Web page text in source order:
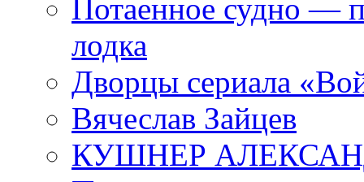
Потаенное судно —
лодка
Дворцы сериала
Вячеслав Зайцев
КУШНЕР